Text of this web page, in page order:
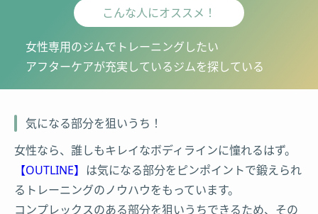
こんな人にオススメ！
女性専用のジムでトレーニングしたい
アフターケアが充実しているジムを探している
気になる部分を狙いうち！
女性なら、誰しもキレイなボディラインに憧れるはず。
【OUTLINE】 は気になる部分をピンポイントで鍛えられ
るトレーニングのノウハウをもっています。
コンプレックスのある部分を狙いうちできるため、その